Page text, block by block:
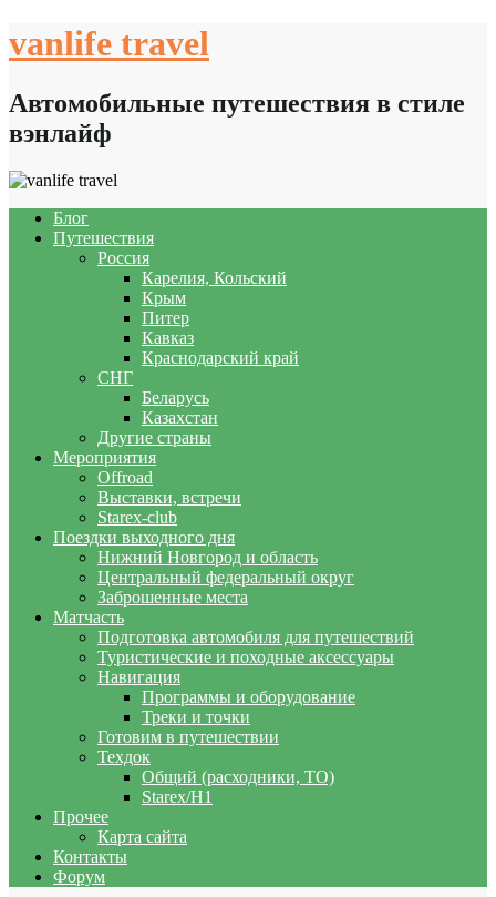
to
vanlife travel
Автомобильные путешествия в стиле
вэнлайф
Блог
Путешествия
Россия
Карелия, Кольский
Крым
Питер
Кавказ
Краснодарский край
СНГ
Беларусь
Казахстан
Другие страны
Мероприятия
Offroad
Выставки, встречи
Starex-club
Поездки выходного дня
Нижний Новгород и область
Центральный федеральный округ
Заброшенные места
Матчасть
Подготовка автомобиля для путешествий
Туристические и походные аксессуары
Навигация
Программы и оборудование
Треки и точки
Готовим в путешествии
Техдок
Общий (расходники, ТО)
Starex/H1
Прочее
Карта сайта
Контакты
Форум